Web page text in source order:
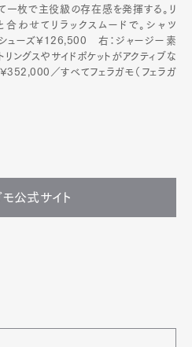
一枚で主役級の存在感を発揮する。リ
合わせてリラックスムードで。シャツ
ューズ¥126,500 右：ジャージー素
リングスやサイドポケットがアクティブな
¥352,000／すべてフェラガモ（フェラガ
モ公式サイト